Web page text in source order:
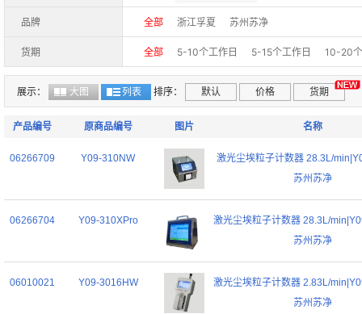
品牌 全部 浙江孚夏 苏州苏净
货期 全部 5-10个工作日 5-15个工作日 10-20
展示： 大图 列表 排序： 默认 价格 货期
产品编号 原商品编号 图片 名称
06266709 Y09-310NW
激光尘埃粒子计数器 28.3L/
苏州苏净
06266704 Y09-310XPro
激光尘埃粒子计数器 28.3L/
苏州苏净
06010021 Y09-3016HW
激光尘埃粒子计数器 2.83L/
苏州苏净